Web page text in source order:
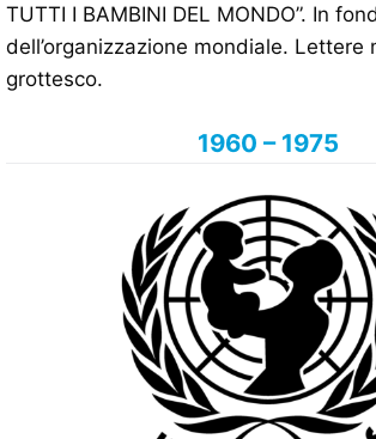
TUTTI I BAMBINI DEL MONDO”. In
dell’organizzazione mondiale. Lettere
grottesco.
1960 – 1975